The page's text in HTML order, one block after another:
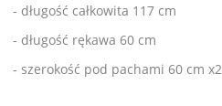
- długość całkowita 117 cm
- długość rękawa 60 cm
- szerokość pod pachami 60 cm x2